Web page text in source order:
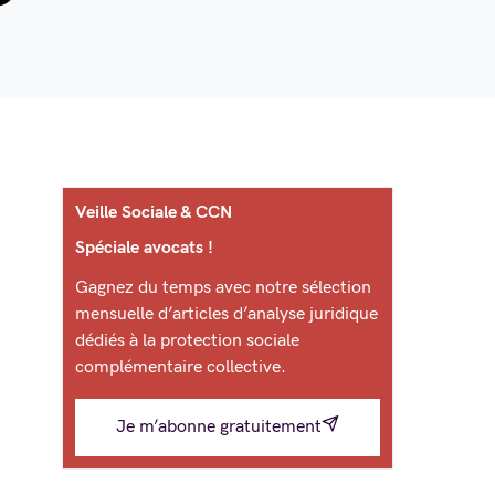
Veille Sociale & CCN
Spéciale avocats !
Gagnez du temps avec notre sélection
mensuelle d’articles d’analyse juridique
dédiés à la protection sociale
complémentaire collective.
Je m’abonne gratuitement